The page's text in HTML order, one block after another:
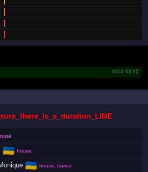
2024-03-30
🇺🇦 house
🇺🇦 house, trance